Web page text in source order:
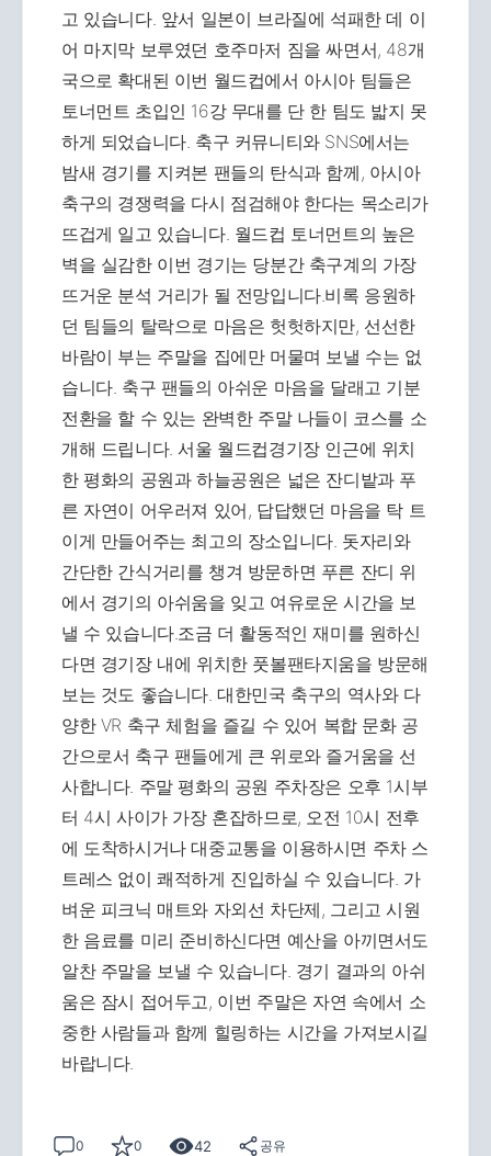
고 있습니다. 앞서 일본이 브라질에 석패한 데 이
어 마지막 보루였던 호주마저 짐을 싸면서, 48개
국으로 확대된 이번 월드컵에서 아시아 팀들은
토너먼트 초입인 16강 무대를 단 한 팀도 밟지 못
하게 되었습니다. 축구 커뮤니티와 SNS에서는
밤새 경기를 지켜본 팬들의 탄식과 함께, 아시아
축구의 경쟁력을 다시 점검해야 한다는 목소리가
뜨겁게 일고 있습니다. 월드컵 토너먼트의 높은
벽을 실감한 이번 경기는 당분간 축구계의 가장
뜨거운 분석 거리가 될 전망입니다.비록 응원하
던 팀들의 탈락으로 마음은 헛헛하지만, 선선한
바람이 부는 주말을 집에만 머물며 보낼 수는 없
습니다. 축구 팬들의 아쉬운 마음을 달래고 기분
전환을 할 수 있는 완벽한 주말 나들이 코스를 소
개해 드립니다. 서울 월드컵경기장 인근에 위치
한 평화의 공원과 하늘공원은 넓은 잔디밭과 푸
른 자연이 어우러져 있어, 답답했던 마음을 탁 트
이게 만들어주는 최고의 장소입니다. 돗자리와
간단한 간식거리를 챙겨 방문하면 푸른 잔디 위
에서 경기의 아쉬움을 잊고 여유로운 시간을 보
낼 수 있습니다.조금 더 활동적인 재미를 원하신
다면 경기장 내에 위치한 풋볼팬타지움을 방문해
보는 것도 좋습니다. 대한민국 축구의 역사와 다
양한 VR 축구 체험을 즐길 수 있어 복합 문화 공
간으로서 축구 팬들에게 큰 위로와 즐거움을 선
사합니다. 주말 평화의 공원 주차장은 오후 1시부
터 4시 사이가 가장 혼잡하므로, 오전 10시 전후
에 도착하시거나 대중교통을 이용하시면 주차 스
트레스 없이 쾌적하게 진입하실 수 있습니다. 가
벼운 피크닉 매트와 자외선 차단제, 그리고 시원
한 음료를 미리 준비하신다면 예산을 아끼면서도
알찬 주말을 보낼 수 있습니다. 경기 결과의 아쉬
움은 잠시 접어두고, 이번 주말은 자연 속에서 소
중한 사람들과 함께 힐링하는 시간을 가져보시길
바랍니다.
0 0 42 공유